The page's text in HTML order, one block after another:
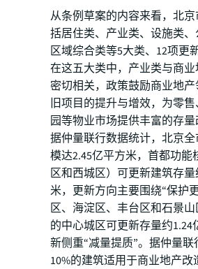
从条例草案的内容来看，北
括居住类、产业类、设施类、
区域综合类等5大类、12项更
在这五大类中，产业类与商
密切相关，政策鼓励商业地
旧项目的提升与增效，为零
园等物业市场提供丰富的存量
据仲量联行数据统计，北京
模达2.45亿平方米，首都功能
区和西城区）可更新建筑存量
米，更新方向主要围绕“保护
区、海淀区、丰台区和石景
的中心城区可更新存量约1.24
新侧重“减量提质”。据仲量
10%的建筑适用于商业地产改